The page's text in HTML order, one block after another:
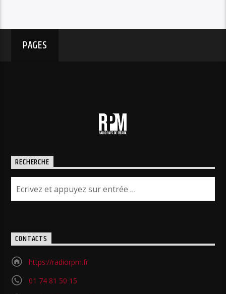
PAGES
RECHERCHE
CONTACTS
https://radiorpm.fr
01 74 81 50 15